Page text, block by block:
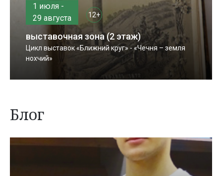
1 июля -
29 августа
12+
выставочная зона (2 этаж)
Цикл выставок «Ближний круг» - «Чечня – земля
нохчий»
Блог